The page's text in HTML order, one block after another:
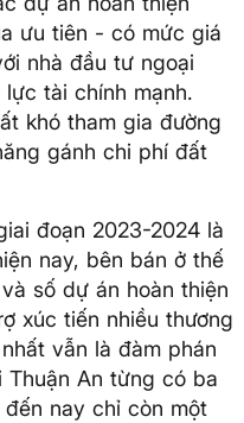
ưu tiên - có mức giá
nhà đầu tư ngoại
tài chính mạnh.
khó tham gia đường
gánh chi phí đất
đoạn 2023-2024 là
nay, bên bán ở thế
số dự án hoàn thiện
xúc tiến nhiều thương
vẫn là đàm phán
An từng có ba
nay chỉ còn một